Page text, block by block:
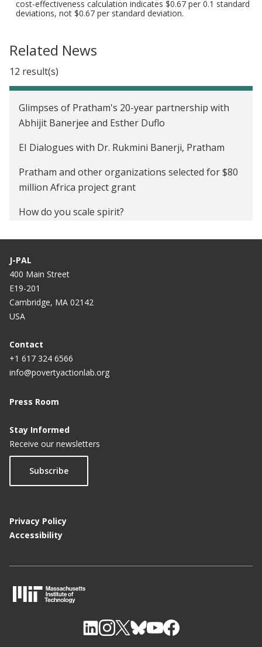
cost-effectiveness calculation indicates $0.67 per 0.1 standard
deviations, not $0.67 per standard deviation.
Related News
12 result(s)
Glimpses of Pratham's 20-year partnership with
Abhijit Banerjee and Esther Duflo
EI Dialogues with Dr. Rukmini Banerji, Pratham
Pratham and other organizations selected for $80
million Africa project grant
How do you scale spirit?
Fixing educational policy's failure
Government of Andhra Pradesh to scale up
‘Teaching at the Right Level’ with Pratham and J-
PAL South Asia at IFMR
There are no silver bullets: the way we can achieve
Are Our Children Learning?
Antidotes to Poverty
Giving Schoolchildren a Chance
'Simple' Projects Help the Poor
Something Isn't Working...
J-PAL
400 Main Street
E19-201
Cambridge, MA 02142
USA
Contact
+1 617 324 6566
info@povertyactionlab.org
Press Room
Stay Informed
Receive our newsletters
Subscribe
Privacy Policy
Accessibility
I